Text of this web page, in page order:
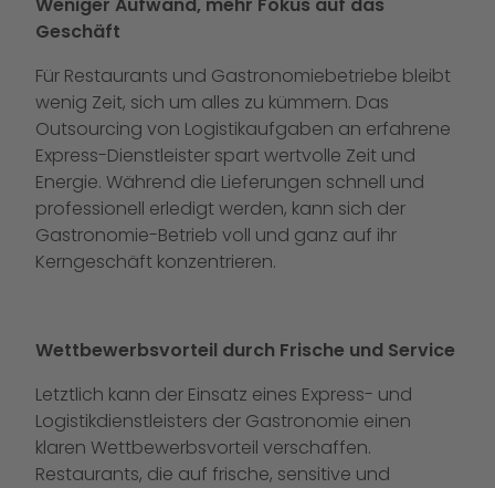
Geschäft
Für Restaurants und Gastronomiebetriebe bleibt
wenig Zeit, sich um alles zu kümmern. Das
Outsourcing von Logistikaufgaben an erfahrene
Express-Dienstleister spart wertvolle Zeit und
Energie. Während die Lieferungen schnell und
professionell erledigt werden, kann sich der
Gastronomie-Betrieb voll und ganz auf ihr
Kerngeschäft konzentrieren.
Wettbewerbsvorteil durch Frische und Service
Letztlich kann der Einsatz eines Express- und
Logistikdienstleisters der Gastronomie einen
klaren Wettbewerbsvorteil verschaffen.
Restaurants, die auf frische, sensitive und